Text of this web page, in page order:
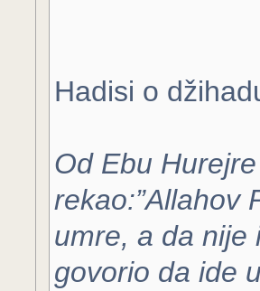
Hadisi o
Od Ebu
rekao:”Allahov
umre, a da nije
govorio da ide